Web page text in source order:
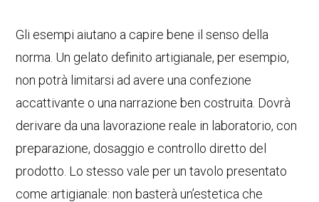
Gli esempi aiutano a capire bene il senso della
norma. Un gelato definito artigianale, per esempio,
non potrà limitarsi ad avere una confezione
accattivante o una narrazione ben costruita. Dovrà
derivare da una lavorazione reale in laboratorio, con
preparazione, dosaggio e controllo diretto del
prodotto. Lo stesso vale per un tavolo presentato
come artigianale: non basterà un’estetica che